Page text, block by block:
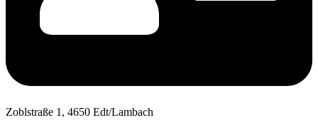
Zoblstraße 1, 4650 Edt/Lambach